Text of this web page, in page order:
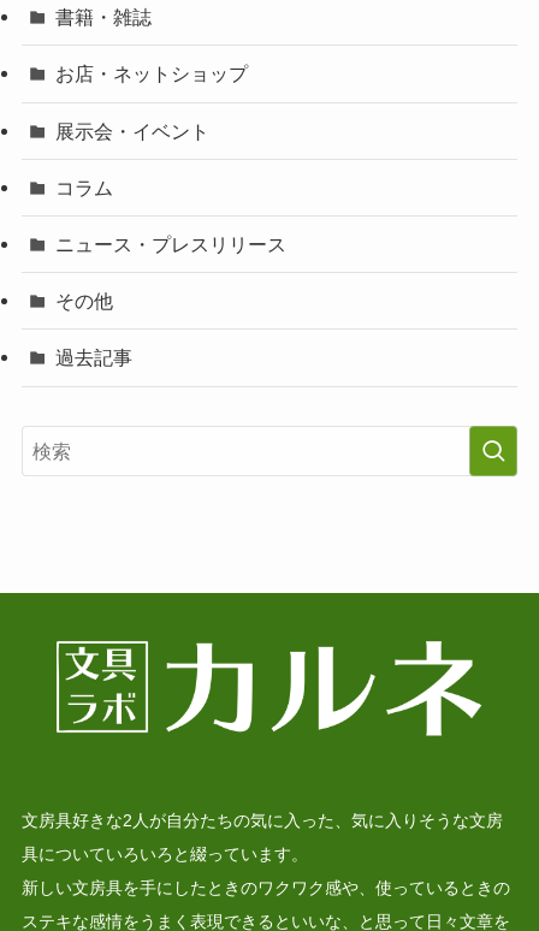
書籍・雑誌
お店・ネットショップ
展示会・イベント
コラム
ニュース・プレスリリース
その他
過去記事
文房具好きな2人が自分たちの気に入った、気に入りそうな文房
具についていろいろと綴っています。
新しい文房具を手にしたときのワクワク感や、使っているときの
ステキな感情をうまく表現できるといいな、と思って日々文章を